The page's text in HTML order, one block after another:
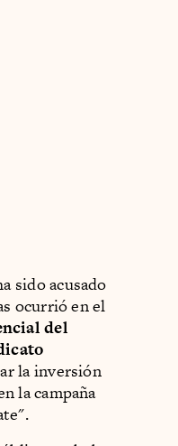
sido acusado
ocurrió en el
del
la inversión
la campaña